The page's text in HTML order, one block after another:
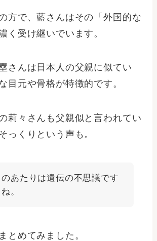
方で、藍さんはその「外国的な
く受け継いでいます。
さんは日本人の父親に似てい
目元や骨格が特徴的です。
莉々さんも父親似と言われてい
っくりという声も。
のあたりは遺伝の不思議です
。
とめてみました。